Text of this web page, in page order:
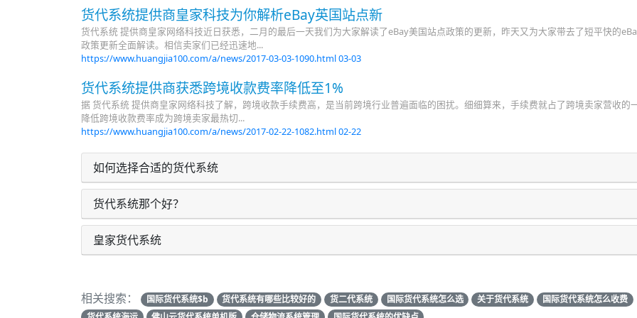
货代系统提供商皇家科技为你解析eBay英国站点新
货代系统 提供商皇家网络科技近日获悉，二月的最后一天我们为大家解读了eBay美国站点政策的更新，昨天又为大家带去了短平快的
政策更新全面解读。相信卖家们已经迅速地...
https://www.huangjia100.com/a/news/2017-03-03-1090.html03-03
货代系统提供商获悉跨境收款费率降低至1%
据 货代系统 提供商皇家网络科技了解，跨境收款手续费高，是当前跨境行业普遍面临的困扰。细细算来，手续费就占了跨境卖家营收的一
降低跨境收款费率成为跨境卖家最热切...
https://www.huangjia100.com/a/news/2017-02-22-1082.html02-22
如何选择合适的货代系统
货代系统那个好？
皇家货代系统
相关搜索： 国际货代系统$b 货代系统有哪些比较好的 货二代系统 国际货代系统怎么选 关于货代系统
国际货代系统怎么收费